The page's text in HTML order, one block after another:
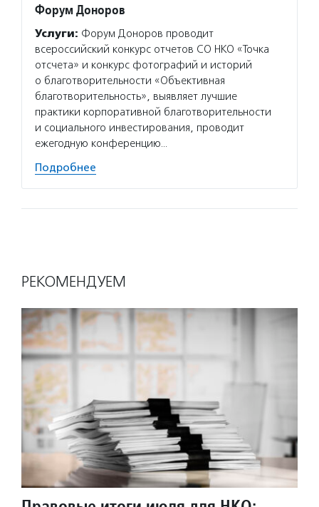
Форум Доноров
Услуги: Форум Доноров проводит
всероссийский конкурс отчетов СО НКО «Точка
отсчета» и конкурс фотографий и историй
о благотворительности «Объективная
благотворительность», выявляет лучшие
практики корпоративной благотворительности
и социального инвестирования, проводит
ежегодную конференцию…
Подробнее
РЕКОМЕНДУЕМ